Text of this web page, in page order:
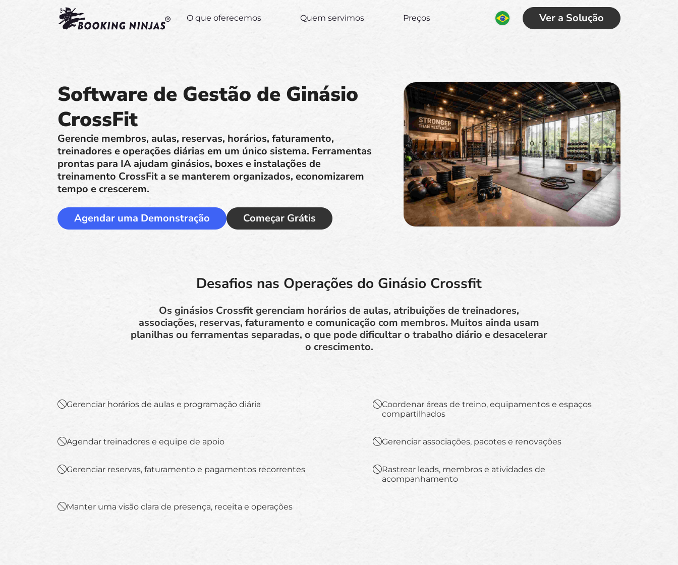
Ver a Solução
O que oferecemos Quem servimos Preços
Software de Gestão de Ginásio
CrossFit
Gerencie membros, aulas, reservas, horários, faturamento,
treinadores e operações diárias em um único sistema. Ferramentas
prontas para IA ajudam ginásios, boxes e instalações de
treinamento CrossFit a se manterem organizados, economizarem
tempo e crescerem.
Agendar uma Demonstração Começar Grátis
Desafios nas Operações do Ginásio Crossfit
Os ginásios Crossfit gerenciam horários de aulas, atribuições de treinadores,
associações, reservas, faturamento e comunicação com membros. Muitos ainda usam
planilhas ou ferramentas separadas, o que pode dificultar o trabalho diário e desacelerar
o crescimento.
Gerenciar horários de aulas e programação diária
Coordenar áreas de treino, equipamentos e espaços
compartilhados
Agendar treinadores e equipe de apoio Gerenciar associações, pacotes e renovações
Gerenciar reservas, faturamento e pagamentos recorrentes
Rastrear leads, membros e atividades de
acompanhamento
Manter uma visão clara de presença, receita e operações